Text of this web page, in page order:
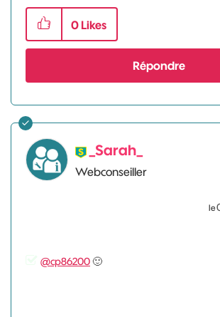
0 Likes
Répondre
_Sarah_
Webconseiller
le
@cp86200🙂